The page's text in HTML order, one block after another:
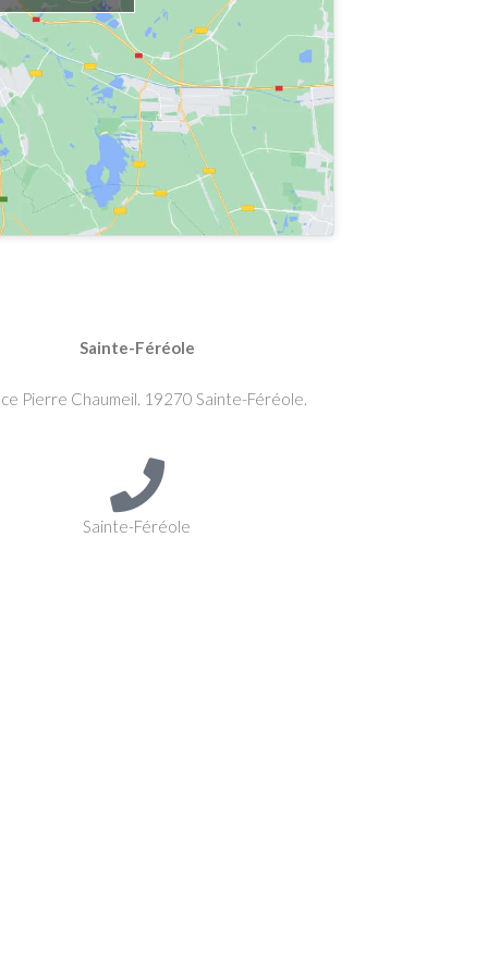
Sainte-Féréole
Pierre Chaumeil. 19270 Sainte-Féréole.
Sainte-Féréole